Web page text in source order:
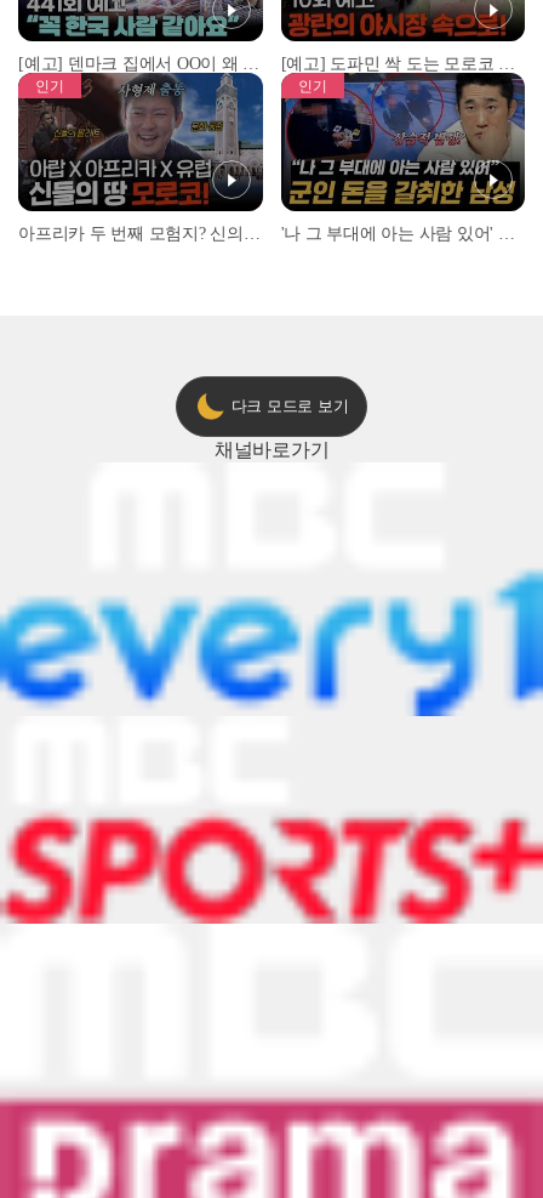
[예고] 덴마크 집에서 OO이 왜 나와...? 이상할 정도로 한국을 사랑하는 우리 형을 제보합니다! [예고] 도파민 싹 도는 모로코 야시장 투어!
인기 인기
다크 모드로 보기
채널바로가기